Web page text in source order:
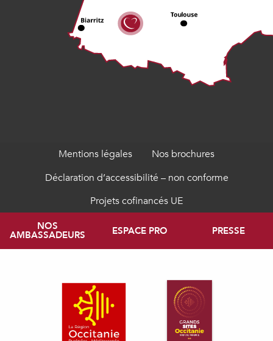
Mentions légales
Nos brochures
Déclaration d’accessibilité – non conforme
Projets cofinancés UE
NOS
AMBASSADEURS ESPACE PRO PRESSE